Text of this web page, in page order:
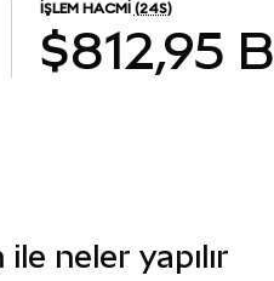
İŞLEM HACMI (24S)
$812,95 B
neler yapılır